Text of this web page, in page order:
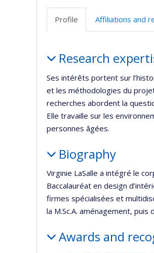
Profile Affiliations and
Research
Ses intérêts portent sur
et les méthodologies du
recherches abordent la
Elle travaille sur les
personnes âgées.
Biography
Virginie LaSalle a intégré le
Baccalauréat en design
firmes spécialisées et
la M.Sc.A. aménagement,
Awards and